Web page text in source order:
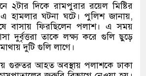
২টার দিকে রামপুরার রয়েল মিষ্টির
হামলার ঘটনা ঘটে। পুলিশ জানায়,
বাসায় ফিরছিলেন পলাশ। এ সময়
দুর্বৃত্তরা তাকে লক্ষ্য করে গুলি ছুড়ে
দুটি গুলি লাগে।
গুরুতর আহত অবস্থায় পলাশকে ঢাকা